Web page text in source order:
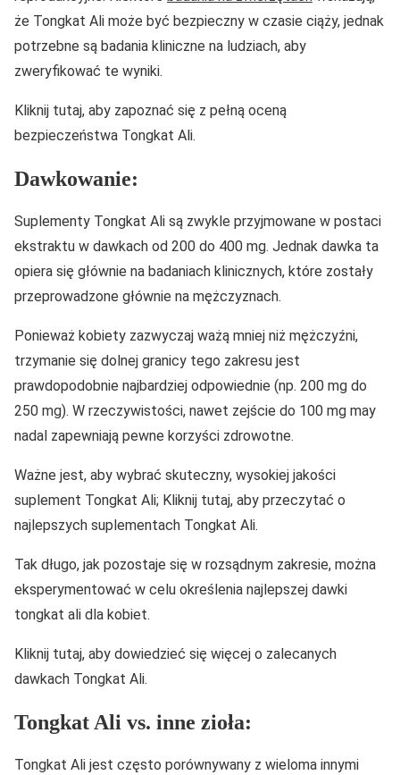
że Tongkat Ali może być bezpieczny w czasie ciąży, jednak
potrzebne są badania kliniczne na ludziach, aby
zweryfikować te wyniki.
Kliknij tutaj, aby zapoznać się z pełną oceną
bezpieczeństwa Tongkat Ali.
Dawkowanie:
Suplementy Tongkat Ali są zwykle przyjmowane w postaci
ekstraktu w dawkach od 200 do 400 mg. Jednak dawka ta
opiera się głównie na badaniach klinicznych, które zostały
przeprowadzone głównie na mężczyznach.
Ponieważ kobiety zazwyczaj ważą mniej niż mężczyźni,
trzymanie się dolnej granicy tego zakresu jest
prawdopodobnie najbardziej odpowiednie (np. 200 mg do
250 mg). W rzeczywistości, nawet zejście do 100 mg may
nadal zapewniają pewne korzyści zdrowotne.
Ważne jest, aby wybrać skuteczny, wysokiej jakości
suplement Tongkat Ali; Kliknij tutaj, aby przeczytać o
najlepszych suplementach Tongkat Ali.
Tak długo, jak pozostaje się w rozsądnym zakresie, można
eksperymentować w celu określenia najlepszej dawki
tongkat ali dla kobiet.
Kliknij tutaj, aby dowiedzieć się więcej o zalecanych
dawkach Tongkat Ali.
Tongkat Ali vs. inne zioła:
Tongkat Ali jest często porównywany z wieloma innymi